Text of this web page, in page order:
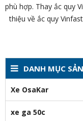
phù hợp. Thay ắc quy
thiệu về ắc quy
DANH MỤC
Xe OsaKar
xe ga 50c